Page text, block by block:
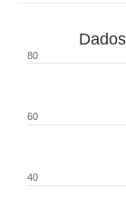
40
60
80